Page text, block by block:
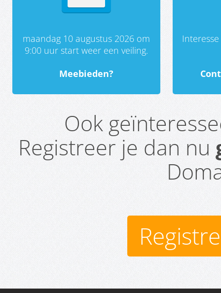
maandag 10 augustus 2026 om
9:00 uur start weer een veiling.
Meebieden?
Ook
Registreer je dan nu